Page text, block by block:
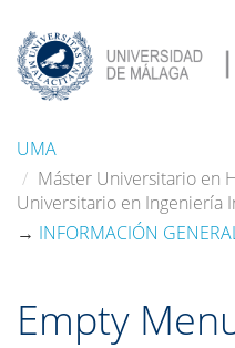
UMA
Máster Universitario en
Universitario en Ingeniería
→ INFORMACIÓN
Empty